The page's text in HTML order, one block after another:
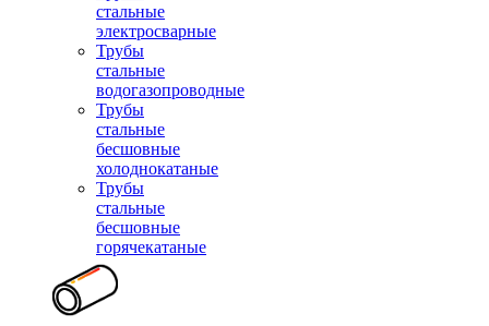
стальные
электросварные
Трубы
стальные
водогазопроводные
Трубы
стальные
бесшовные
холоднокатаные
Трубы
стальные
бесшовные
горячекатаные